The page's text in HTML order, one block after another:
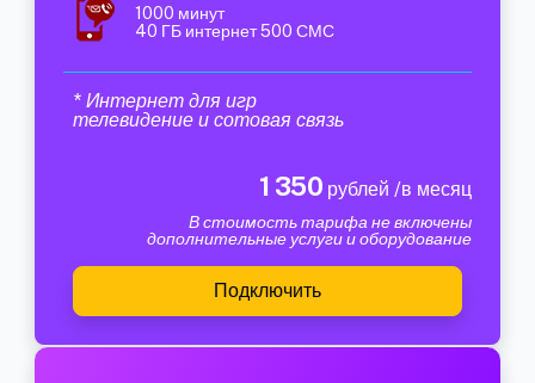
1000 минут
40 ГБ интернет 500 СМС
* Интернет для игр
телевидение и сотовая связь
1 350 рублей /в месяц
В стоимость тарифа не включены
дополнительные услуги и оборудование
Подключить